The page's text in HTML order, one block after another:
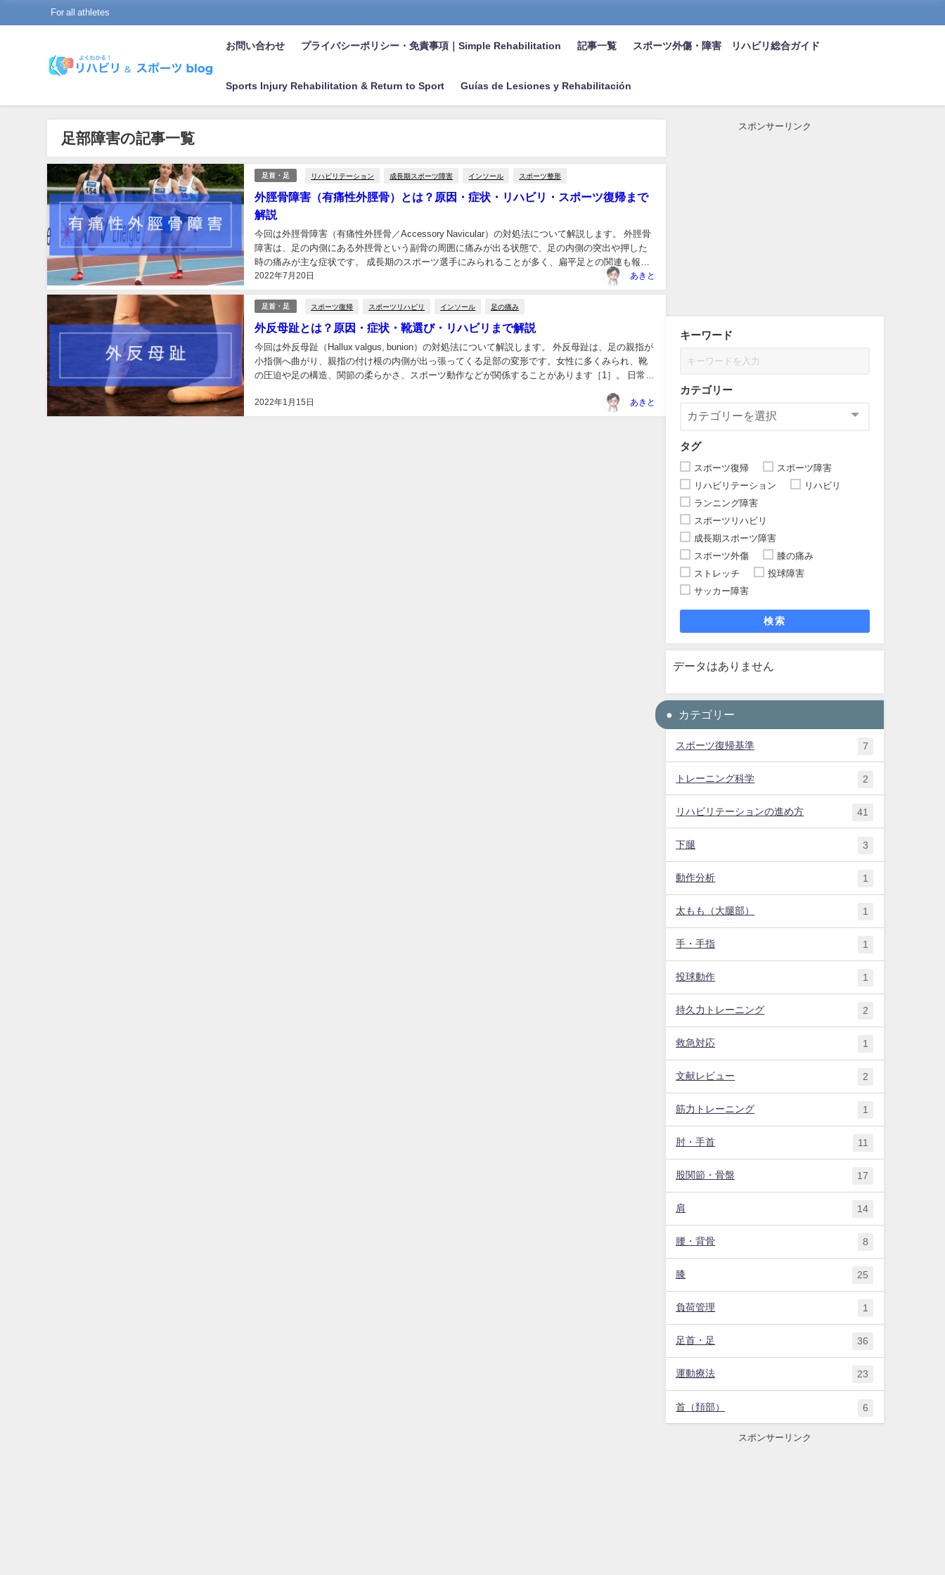
For all athletes
お問い合わせ プライバシーポリシー・免責事項｜Simple Rehabilitation 記事一覧 スポーツ外傷・障害 リハビリ総合ガイド
Sports Injury Rehabilitation & Return to Sport Guías de Lesiones y Rehabilitación
足部障害の記事一覧
足首・足 リハビリテーション 成長期スポーツ障害 インソール スポーツ整形
外脛骨障害（有痛性外脛骨）とは？原因・症状・リハビリ・スポーツ復帰まで
解説
2022年7月20日
今回は外脛骨障害（有痛性外脛骨／Accessory Navicular）の対処法について解説します。 外脛骨
障害は、足の内側にある外脛骨という副骨の周囲に痛みが出る状態で、足の内側の突出や押した
時の痛みが主な症状です。 成長期のスポーツ選手にみられることが多く、扁平足との関連も報告
されています［1］。 足の内側の痛み全...
あきと
足首・足 スポーツ復帰 スポーツリハビリ インソール 足の痛み
外反母趾とは？原因・症状・靴選び・リハビリまで解説
2022年1月15日
今回は外反母趾（Hallux valgus, bunion）の対処法について解説します。 外反母趾は、足の親指が
小指側へ曲がり、親指の付け根の内側が出っ張ってくる足部の変形です。女性に多くみられ、靴
の圧迫や足の構造、関節の柔らかさ、スポーツ動作などが関係することがあります［1］。 日常生
あきと
スポンサーリンク
キーワード
カテゴリー
タグ
スポーツ復帰
スポーツ障害
リハビリテーション
リハビリ
ランニング障害
スポーツリハビリ
成長期スポーツ障害
スポーツ外傷
膝の痛み
ストレッチ
投球障害
サッカー障害
検索
データはありません
カテゴリー
スポーツ復帰基準 7
トレーニング科学 2
リハビリテーションの進め方 41
下腿 3
動作分析 1
太もも（大腿部） 1
手・手指 1
投球動作 1
持久力トレーニング 2
救急対応 1
文献レビュー 2
筋力トレーニング 1
肘・手首 11
股関節・骨盤 17
肩 14
腰・背骨 8
膝 25
負荷管理 1
足首・足 36
運動療法 23
首（頚部） 6
スポンサーリンク